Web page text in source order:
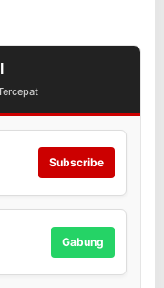
Subscribe
Gabung